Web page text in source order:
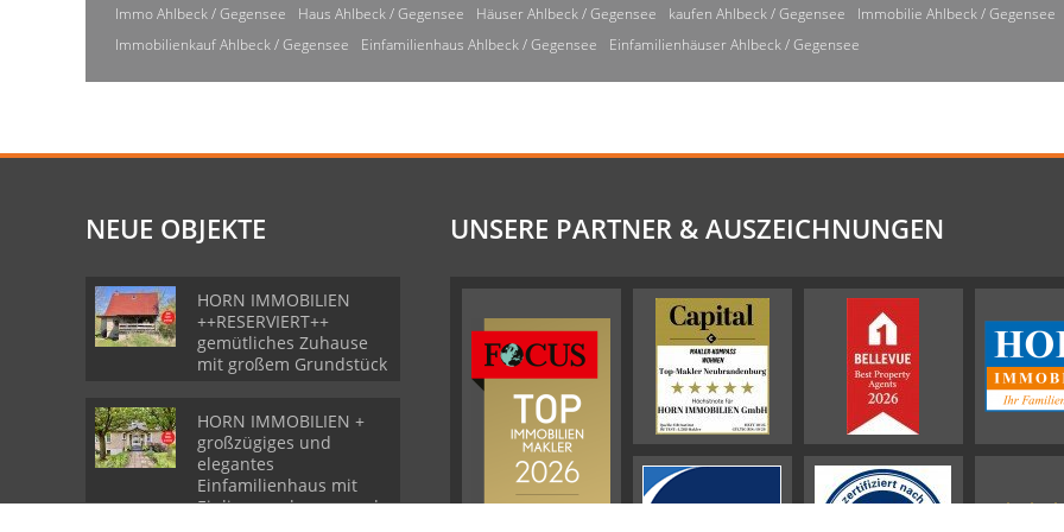
Immo Ahlbeck / Gegensee Haus Ahlbeck / Gegensee Häuser Ahlbeck / Gegensee kaufen Ahlbeck / Gegensee
Immobilie Ahlbeck / Gegensee
Immobilienkauf Ahlbeck / Gegensee
Einfamilienhaus Ahlbeck / Gegensee Einfamilienhäuser Ahlbeck / Gegensee
NEUE OBJEKTE
HORN IMMOBILIEN
++RESERVIERT++
gemütliches Zuhause
mit großem Grundstück
HORN IMMOBILIEN +
großzügiges und
elegantes
Einfamilienhaus mit
Einliegerwohnung und
UNSERE PARTNER & AUSZEICHNUNGEN